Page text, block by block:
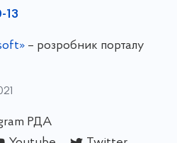
13
– розробник порталу
РДА